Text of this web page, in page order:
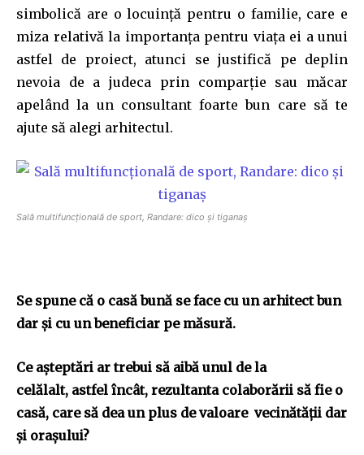
simbolică are o locuință pentru o familie, care e
miza relativă la importanța pentru viața ei a unui
astfel de proiect, atunci se justifică pe deplin
nevoia de a judeca prin comparție sau măcar
apelând la un consultant foarte bun care să te
ajute să alegi arhitectul.
Sală multifuncţională de sport, Randare: dico şi tiganaş
Se spune că o casă bună se face cu un arhitect bun
dar şi cu un beneficiar pe măsură.
Ce aşteptări ar trebui să aibă unul de la
celălalt, astfel încât, rezultanta colaborării să fie o
casă, care să dea un plus de valoare vecinătăţii dar
şi oraşului?